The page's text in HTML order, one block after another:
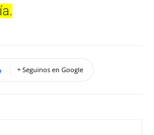
+ Seguinos en Google